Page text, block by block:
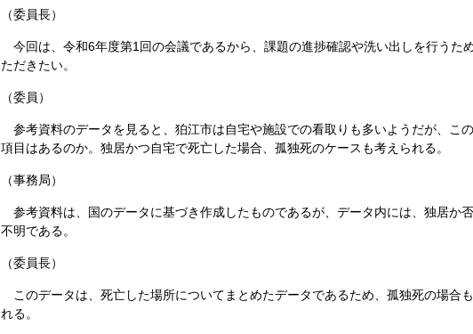
（委員長）
今回は、令和6年度第1回の会議であるから、課題の進捗確認や洗い出しを行うた
ただきたい。
（委員）
参考資料のデータを見ると、狛江市は自宅や施設での看取りも多いようだが、こ
項目はあるのか。独居かつ自宅で死亡した場合、孤独死のケースも考えられる。
（事務局）
参考資料は、国のデータに基づき作成したものであるが、データ内には、独居か
不明である。
（委員長）
このデータは、死亡した場所についてまとめたデータであるため、孤独死の場合
れる。